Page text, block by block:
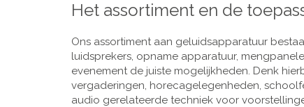
Het assortiment en de
Ons assortiment aan geluidsapparatuur
luidsprekers, opname apparatuur,
evenement de juiste mogelijkheden. Denk
vergaderingen, horecagelegenheden,
audio gerelateerde techniek voor